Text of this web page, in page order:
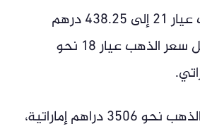
ووصل سعر الذهب عيار 21 إلى 438.25 درهم
إماراتي، بينما سجل سعر الذهب عيار 18 نحو
وبلغ سعر الجنيه الذهب نحو 3506 دراهم إماراتية،